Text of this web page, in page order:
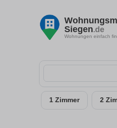
Siegen.de
Wohnungen einfach
1 Zimmer 2